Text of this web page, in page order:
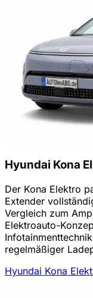
Hyundai Kona
Der Kona Elektro
Extender
Vergleich zum
Elektroauto-
regelmäßiger
Hyundai Kona